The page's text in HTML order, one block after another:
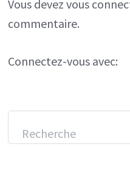
Vous devezvous
commentaire.
Connectez-vous avec: